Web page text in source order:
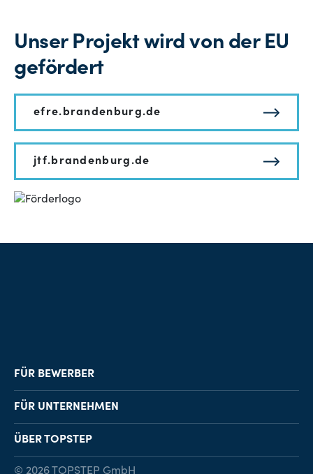
Unser Projekt wird von der EU
gefördert
efre.brandenburg.de
jtf.brandenburg.de
FÜR BEWERBER
Job-Finder
Karriereberatung
FÜR UNTERNEHMEN
Personalvermittlung
Personalsuche
ÜBER TOPSTEP
© 2026 TOPSTEP GmbH